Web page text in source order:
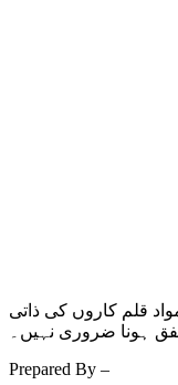
قلم کاروں کی ذاتی
ہونا ضروری نہیں۔
Prepared By –